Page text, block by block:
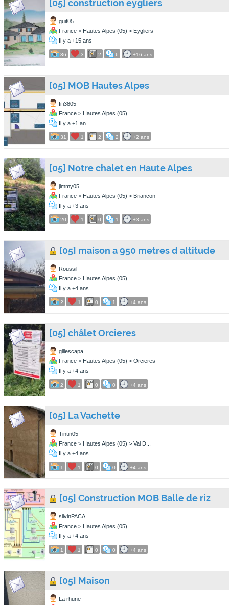
[05] construction eygliers
guit05
France > Hautes Alpes (05) > Eygliers
Il y a +15 ans
36 3 2 6 +16 ans
[05] MOB Hautes Alpes
fifi3805
France > Hautes Alpes (05)
Il y a +1 an
31 1 2 2 +2 ans
[05] Notre chalet en Haute Alpes
jimmy05
France > Hautes Alpes (05) > Briancon
Il y a +3 ans
20 1 0 1 +3 ans
[05] maison a 950 metres d altitude
Roussil
France > Hautes Alpes (05)
Il y a +4 ans
2 1 0 1 +4 ans
[05] châlet Orcieres
gillescapa
France > Hautes Alpes (05) > Orcieres
Il y a +4 ans
2 1 0 0 +4 ans
[05] La Vachette
Tintin05
France > Hautes Alpes (05) > Val D...
Il y a +4 ans
1 1 0 0 +4 ans
[05] Construction MOB Balle de riz
silvinPACA
France > Hautes Alpes (05)
Il y a +4 ans
1 1 0 0 +4 ans
[05] Maison
La rhune